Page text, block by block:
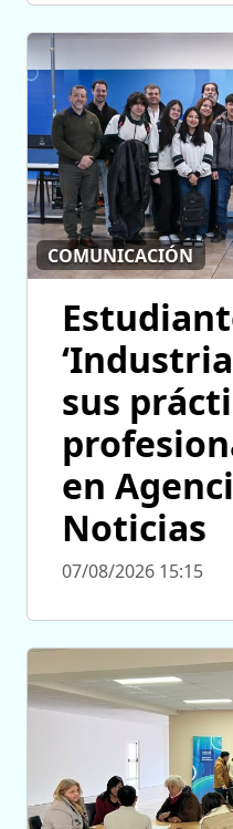
COMUNICACIÓN
sus
en
Noticias
07/08/2026 15:15